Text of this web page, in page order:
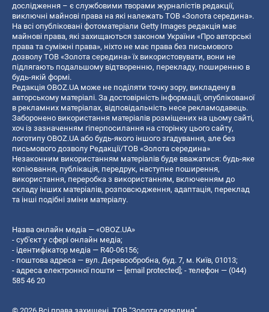
дослідження – є службовими творами журналістів редакції,
виключні майнові права на які належать ТОВ «Золота середина».
На всі опубліковані фотоматеріали Getty Images редакція має
майнові права, які захищаються законом України «Про авторські
права та суміжні права», ніхто не має права без письмового
дозволу ТОВ «Золота середина» їх використовувати, вони не
підлягають подальшому відтворенню, перекладу, поширенню в
будь-якій формі.
Редакція OBOZ.UA може не поділяти точку зору, викладену в
авторському матеріалі. За достовірність інформації, опублікованої
в рекламних матеріалах, відповідальність несе рекламодавець.
Заборонено використання матеріалів розміщених на цьому сайті,
хоч із зазначенням гіперпосилання на сторінку цього сайту,
логотипу OBOZ.UA або будь-якого іншого згадування, але без
письмового дозволу Редакції/ТОВ «Золота середина»
Незаконним використанням матеріалів буде вважатися: будь-яке
копiювання, публiкацiя, передрук, наступне поширення,
використання, переробка з використанням, включенням до
складу інших матеріалів, розповсюдження, адаптація, переклад
та інші подібні зміни матеріалу.
Назва онлайн медіа — «OBOZ.UA»
- суб'єкт у сфері онлайн медіа;
- ідентифікатор медіа — R40-06156;
- поштова адреса — вул. Деревообробна, буд. 7, м. Київ, 01013;
- адреса електронної пошти — [email protected]; - телефон — (044)
585 46 20